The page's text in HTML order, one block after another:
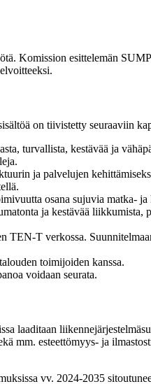
Komission esittelemän
on tiivistetty seuraaviin
turvallista, kestävää ja
ja palvelujen
osana sujuvia matka- ja
ja kestävää liikkumista,
TEN-T verkossa.
toimijoiden kanssa.
voidaan seurata.
laaditaan
mm. esteettömyys- ja
vv. 2024-2035